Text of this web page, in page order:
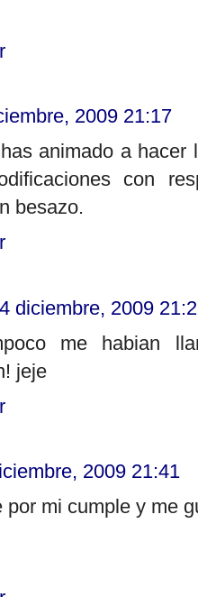
2009 21:17
animado a hacer
con
besazo.
diciembre, 2009
me habian
jeje
2009 21:41
por mi cumple y me